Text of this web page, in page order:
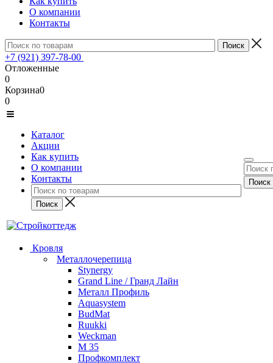
О компании
Контакты
+7 (921) 397-78-00
Отложенные
0
Корзина0
0
Каталог
Акции
Как купить
О компании
Контакты
Кровля
Металлочерепица
Stynergy
Grand Line / Гранд Лайн
Металл Профиль
Aquasystem
BudMat
Ruukki
Weckman
М 35
Профкомплект